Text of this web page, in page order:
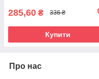
285,60 ₴ 336 ₴
Купити
Про нас